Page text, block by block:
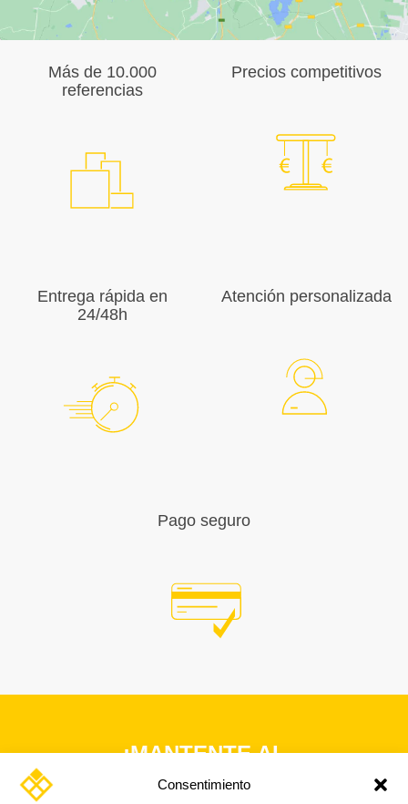
Consentimiento
Más de 10.000
referencias
Precios competitivos
Entrega rápida en
24/48h
Atención personalizada
Pago seguro
¡MANTENTE AL
DÍA CON